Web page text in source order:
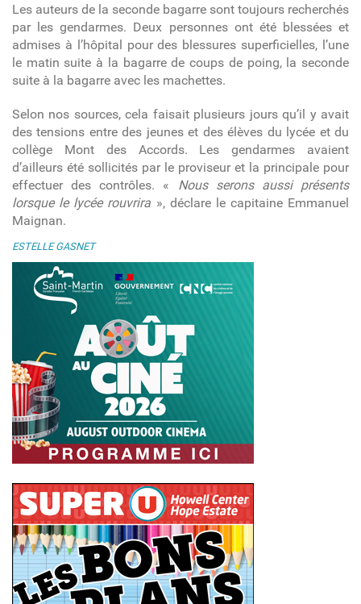
Les auteurs de la seconde bagarre sont toujours recherchés
par les gendarmes. Deux personnes ont été blessées et
admises à l’hôpital pour des blessures superficielles, l’une
le matin suite à la bagarre de coups de poing, la seconde
suite à la bagarre avec les machettes.
Selon nos sources, cela faisait plusieurs jours qu’il y avait
des tensions entre des jeunes et des élèves du lycée et du
collège Mont des Accords. Les gendarmes avaient
d’ailleurs été sollicités par le proviseur et la principale pour
effectuer des contrôles. « Nous serons aussi présents
lorsque le lycée rouvrira », déclare le capitaine Emmanuel
Maignan.
ESTELLE GASNET